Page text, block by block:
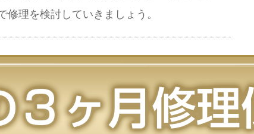
理を検討していきましょう。